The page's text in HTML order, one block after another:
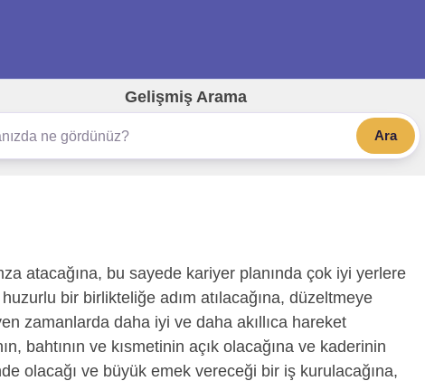
Gelişmiş Arama
Ara
atacağına, bu sayede kariyer planında çok iyi yerlere
bir birlikteliğe adım atılacağına, düzeltmeye
zamanlarda daha iyi ve daha akıllıca hareket
bahtının ve kısmetinin açık olacağına ve kaderinin
olacağı ve büyük emek vereceği bir iş kurulacağına,